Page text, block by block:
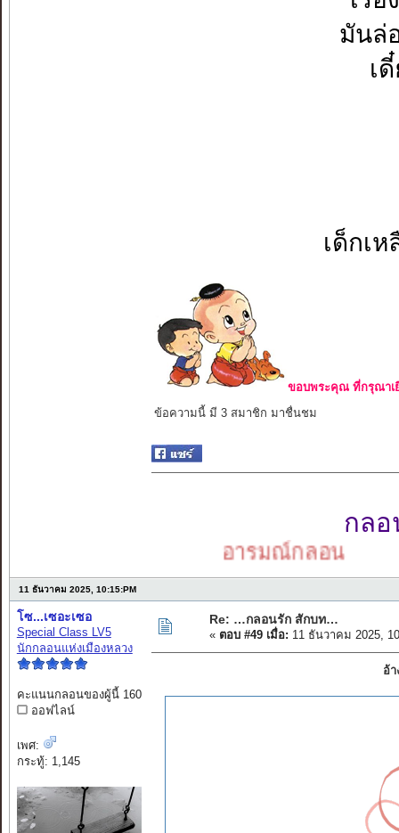
มันล่
เ
เด็กเ
ขอบพระคุณ ที่กรุณาเ
ข้อความนี้ มี 3 สมาชิก มาชื่นชม
กลอ
อารมณ์กลอน
11 ธันวาคม 2025, 10:15:PM
โซ...เซอะเซอ
Special Class LV5
นักกลอนแห่งเมืองหลวง
คะแนนกลอนของผู้นี้ 160
ออฟไลน์
เพศ:
กระทู้: 1,145
Re: …กลอนรัก สักบท…
« ตอบ #49 เมื่อ: 11 ธันวาคม 2025,
อ้